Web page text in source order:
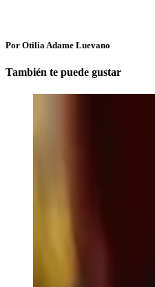
Por Otilia Adame Luevano
También te puede gustar